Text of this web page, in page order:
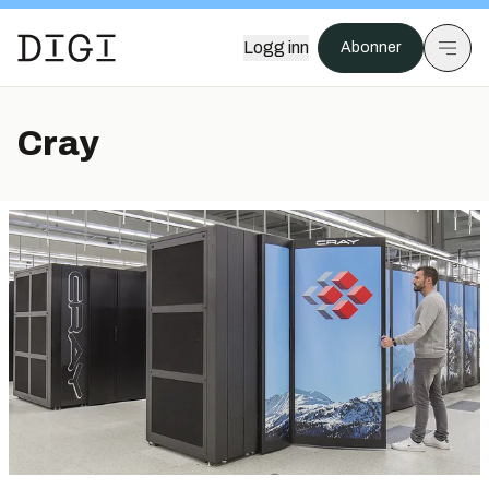
Logg inn Abonner
Cray